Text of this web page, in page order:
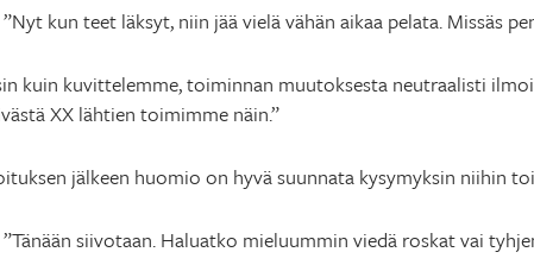
”Nyt kun teet läksyt, niin jää vielä vähän aikaa pelata. Missäs
kuin kuvittelemme, toiminnan muutoksesta neutraalisti
XX lähtien toimimme näin.”
jälkeen huomio on hyvä suunnata kysymyksin niihin
”Tänään siivotaan. Haluatko mieluummin viedä roskat vai